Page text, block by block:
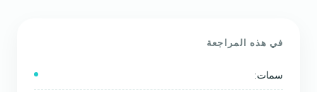
في هذه المراجعة
سمات: